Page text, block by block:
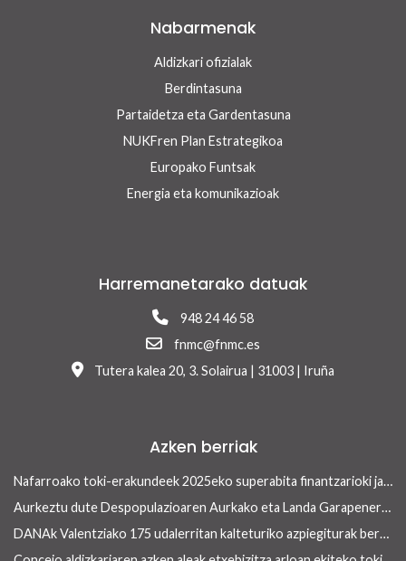
Nabarmenak
Aldizkari ofizialak
Berdintasuna
Partaidetza eta Gardentasuna
NUKFren Plan Estrategikoa
Europako Funtsak
Energia eta komunikazioak
Harremanetarako datuak
948 24 46 58
fnmc@fnmc.es
Tutera kalea 20, 3. Solairua | 31003 | Iruña
Azken berriak
Nafarroako toki-erakundeek 2025eko superabita finantzarioki jasangarriak diren inbertsioak egiteko erabili ahalko dute 13/2026 Errege lege-dekretua onetsi ondoren
Aurkeztu dute Despopulazioaren Aurkako eta Landa Garapenerako Foru Legearen aurreproiektua
DANAk Valentziako 175 udalerritan kalteturiko azpiegiturak berreraikitzen parte-hartuko dute Nafarroako toki-erakundeek